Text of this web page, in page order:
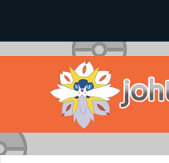
Johto World
Le novità più frizzanti